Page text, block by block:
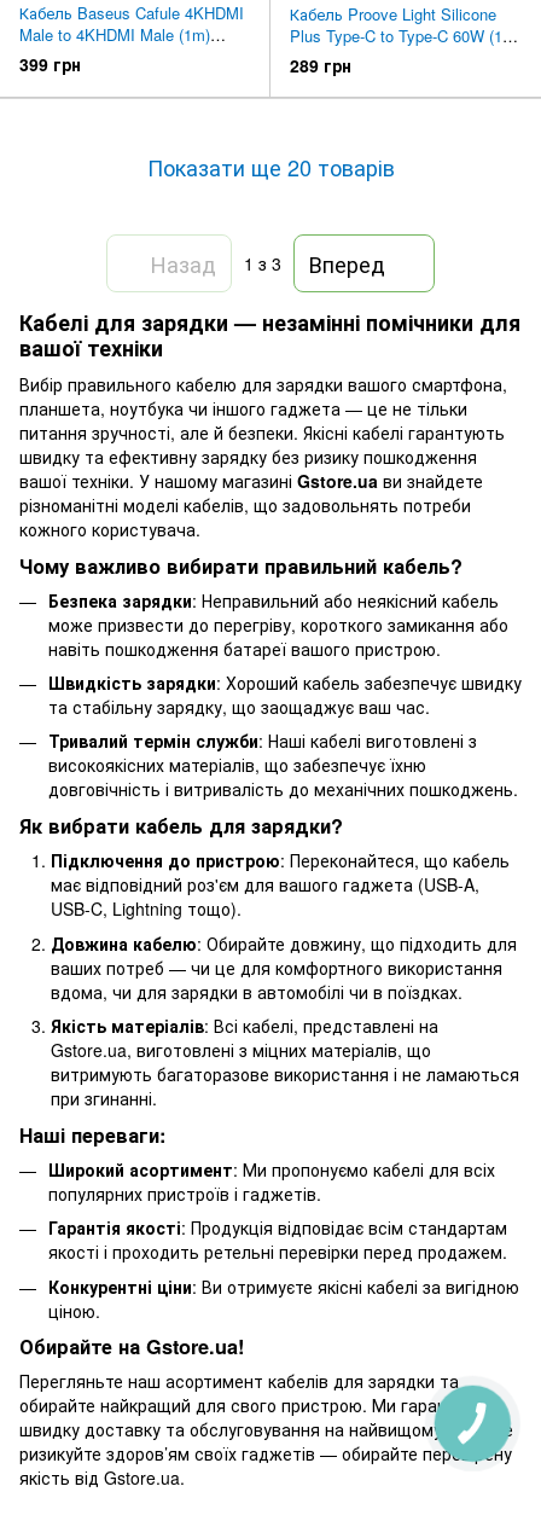
Кабель Baseus Cafule 4KHDMI
Male to 4KHDMI Male (1m)
(Black) (CADKLF-E01)
399 грн
Кабель Proove Light Silicone
Plus Type-C to Type-C 60W (1m)
(Black) (CCLS60002201)
289 грн
Показати ще 20 товарів
Назад 1 з 3
Вперед
Кабелі для зарядки — незамінні помічники для
вашої техніки
Вибір правильного кабелю для зарядки вашого смартфона,
планшета, ноутбука чи іншого гаджета — це не тільки
питання зручності, але й безпеки. Якісні кабелі гарантують
швидку та ефективну зарядку без ризику пошкодження
вашої техніки. У нашому магазині Gstore.ua ви знайдете
різноманітні моделі кабелів, що задовольнять потреби
кожного користувача.
Чому важливо вибирати правильний кабель?
Безпека зарядки: Неправильний або неякісний кабель
може призвести до перегріву, короткого замикання або
навіть пошкодження батареї вашого пристрою.
Швидкість зарядки: Хороший кабель забезпечує швидку
та стабільну зарядку, що заощаджує ваш час.
Тривалий термін служби: Наші кабелі виготовлені з
високоякісних матеріалів, що забезпечує їхню
довговічність і витривалість до механічних пошкоджень.
Як вибрати кабель для зарядки?
Підключення до пристрою: Переконайтеся, що кабель
має відповідний роз'єм для вашого гаджета (USB-A,
USB-C, Lightning тощо).
Довжина кабелю: Обирайте довжину, що підходить для
ваших потреб — чи це для комфортного використання
вдома, чи для зарядки в автомобілі чи в поїздках.
Якість матеріалів: Всі кабелі, представлені на
Gstore.ua, виготовлені з міцних матеріалів, що
витримують багаторазове використання і не ламаються
при згинанні.
Наші переваги:
Широкий асортимент: Ми пропонуємо кабелі для всіх
популярних пристроїв і гаджетів.
Гарантія якості: Продукція відповідає всім стандартам
якості і проходить ретельні перевірки перед продажем.
Конкурентні ціни: Ви отримуєте якісні кабелі за вигідною
ціною.
Обирайте на Gstore.ua!
Перегляньте наш асортимент кабелів для зарядки та
обирайте найкращий для свого пристрою. Ми гарантуємо
швидку доставку та обслуговування на найвищому рівні. Не
ризикуйте здоров’ям своїх гаджетів — обирайте перевірену
якість від Gstore.ua.